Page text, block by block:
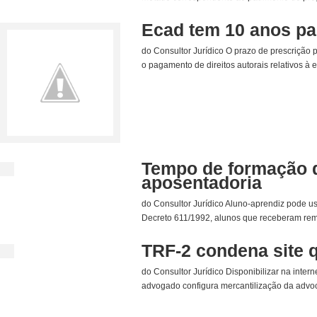
Ecad tem 10 anos
do Consultor Jurídico O prazo de prescrição
o pagamento de direitos autorais relativos à
Tempo de formação
aposentadoria
do Consultor Jurídico Aluno-aprendiz pode
Decreto 611/1992, alunos que receberam
TRF-2 condena site
do Consultor Jurídico Disponibilizar na
advogado configura mercantilização da